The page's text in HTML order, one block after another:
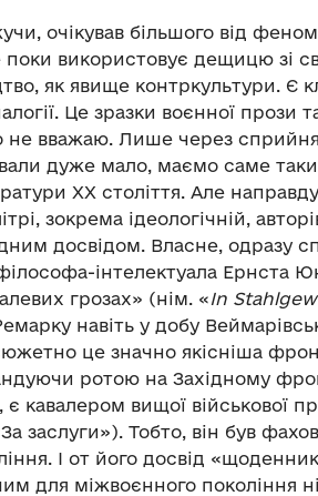
очікував більшого від
поки використовує дещицю зі
як явище контркультури. Є
Це зразки воєнної прози
не вважаю. Лише через
дуже мало, маємо саме
ХХ століття. Але
зокрема ідеологічній,
досвідом. Власне, одразу
інтелектуала Ернста
грозах» (нім. «In
навіть у добу
це значно якісніша
ротою на Західному
є кавалером вищої військової
заслуги»). Тобто, він був
І от його досвід
для міжвоєнного покоління